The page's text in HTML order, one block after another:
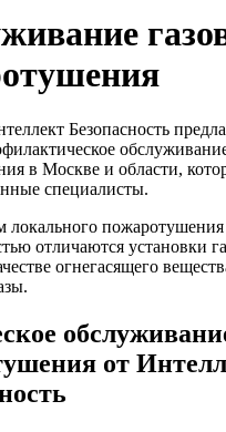
Безопасность
в Москве и области,
специалисты.
локального
отличаются установки
огнегасящего
от